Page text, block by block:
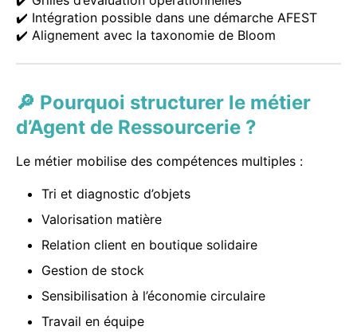
✔️ Intégration possible dans une démarche AFEST
✔️ Alignement avec la taxonomie de Bloom
🔎 Pourquoi structurer le métier
d’Agent de Ressourcerie ?
Le métier mobilise des compétences multiples :
Tri et diagnostic d’objets
Valorisation matière
Relation client en boutique solidaire
Gestion de stock
Sensibilisation à l’économie circulaire
Travail en équipe